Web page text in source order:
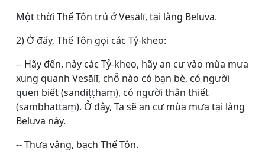
Một thời Thế Tôn trú ở Vesālī, tại làng Beluva.
2) Ở đấy, Thế Tôn gọi các Tỷ-kheo:
-- Hãy đến, này các Tỷ-kheo, hãy an cư vào mùa mưa
xung quanh Vesālī, chỗ nào có bạn bè, có người
quen biết (sandiṭṭhaṃ), có người thân thiết
(sambhattaṃ). Ở đây, Ta sẽ an cư mùa mưa tại làng
Beluva này.
-- Thưa vâng, bạch Thế Tôn.